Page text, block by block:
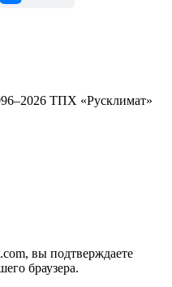
ТПХ «Русклимат»
вы подтверждаете
браузера.